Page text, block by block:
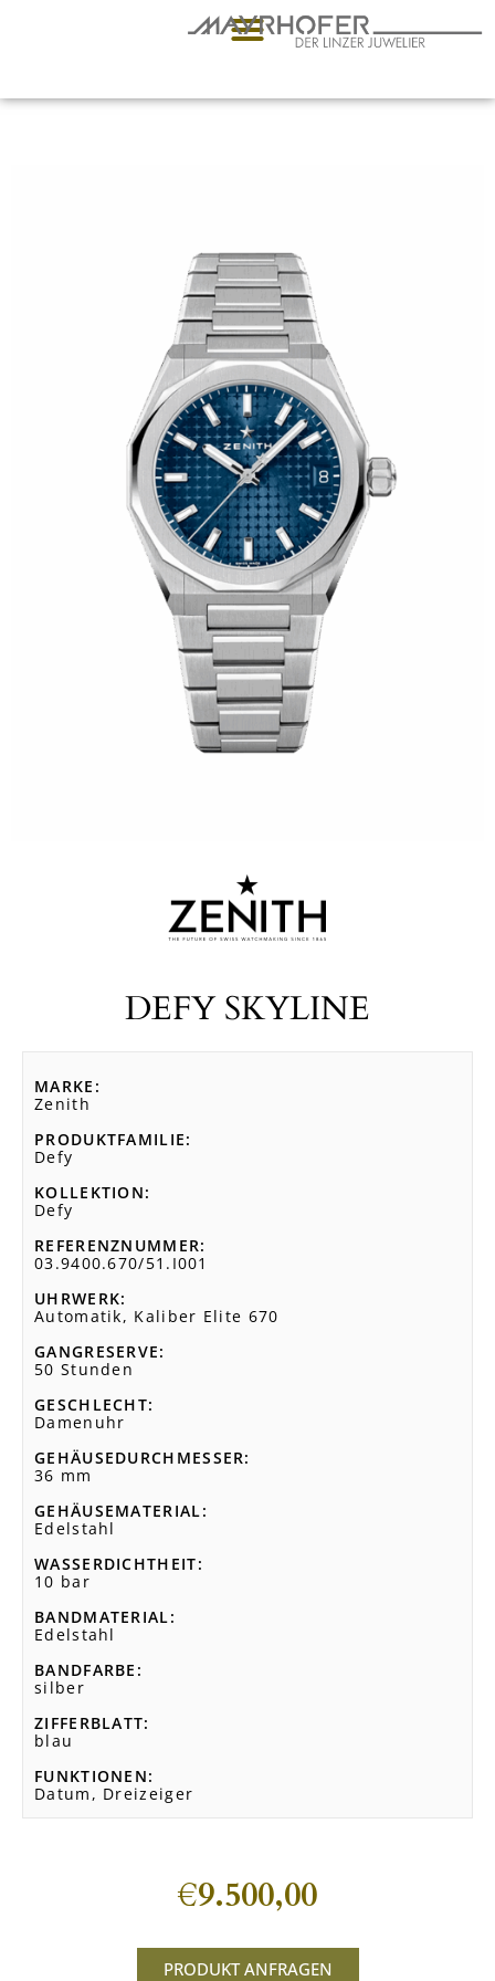
DEFY SKYLINE
MARKE
Zenith
PRODUKTFAMILIE
Defy
KOLLEKTION
Defy
REFERENZNUMMER
03.9400.670/51.I001
UHRWERK
Automatik, Kaliber Elite 670
GANGRESERVE
50 Stunden
GESCHLECHT
Damenuhr
GEHÄUSEDURCHMESSER
36 mm
GEHÄUSEMATERIAL
Edelstahl
WASSERDICHTHEIT
10 bar
BANDMATERIAL
Edelstahl
BANDFARBE
silber
ZIFFERBLATT
blau
FUNKTIONEN
Datum, Dreizeiger
€9.500,00
PRODUKT ANFRAGEN